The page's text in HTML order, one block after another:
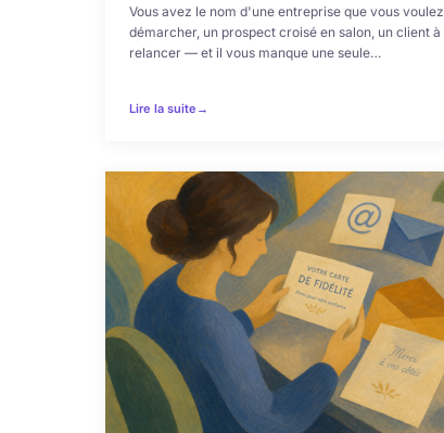
Vous avez le nom d'une entreprise que vous voulez
démarcher, un prospect croisé en salon, un client à
relancer — et il vous manque une seule…
Lire la suite →